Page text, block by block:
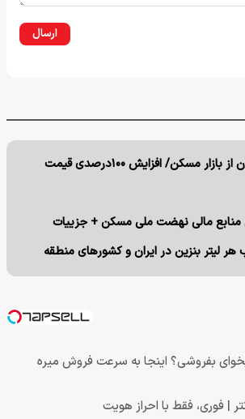
ارسال
عقب‌نشینی سازندگان از بازار مسکن/ افزایش ۱۰۰درصدی قیمت
منابع مالی نهضت ملی مسکن + جزییات
لیتر بنزین در ایران و کشورهای منطقه